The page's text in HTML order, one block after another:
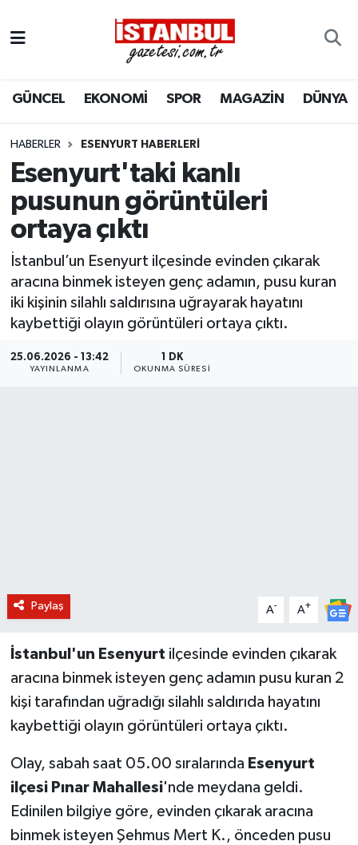
GÜNCEL EKONOMİ SPOR MAGAZİN DÜNYA
HABERLER ESENYURT HABERLERI
Esenyurt'taki kanlı
pusunun görüntüleri
ortaya çıktı
İstanbul’un Esenyurt ilçesinde evinden çıkarak
aracına binmek isteyen genç adamın, pusu kuran
iki kişinin silahlı saldırısına uğrayarak hayatını
kaybettiği olayın görüntüleri ortaya çıktı.
25.06.2026 - 13:42
YAYINLANMA
1 DK
OKUNMA SÜRESI
Paylaş A- A+
İstanbul'un Esenyurt ilçesinde evinden çıkarak
aracına binmek isteyen genç adamın pusu kuran 2
kişi tarafından uğradığı silahlı saldırıda hayatını
kaybettiği olayın görüntüleri ortaya çıktı.
Olay, sabah saat 05.00 sıralarında Esenyurt
ilçesi Pınar Mahallesi'nde meydana geldi.
Edinilen bilgiye göre, evinden çıkarak aracına
binmek isteyen Şehmus Mert K., önceden pusu
EKONOMİ
İSTANBUL
DÜNYA
SPOR
MAGAZİN
KÜLTÜR SANAT
Nöbetçi Eczaneler
Hava Durumu
Trafik Durumu
Süper Lig Puan Durumu ve Fikstür
Tüm Manşetler
Son Dakika Haberleri
Haber Arşivi